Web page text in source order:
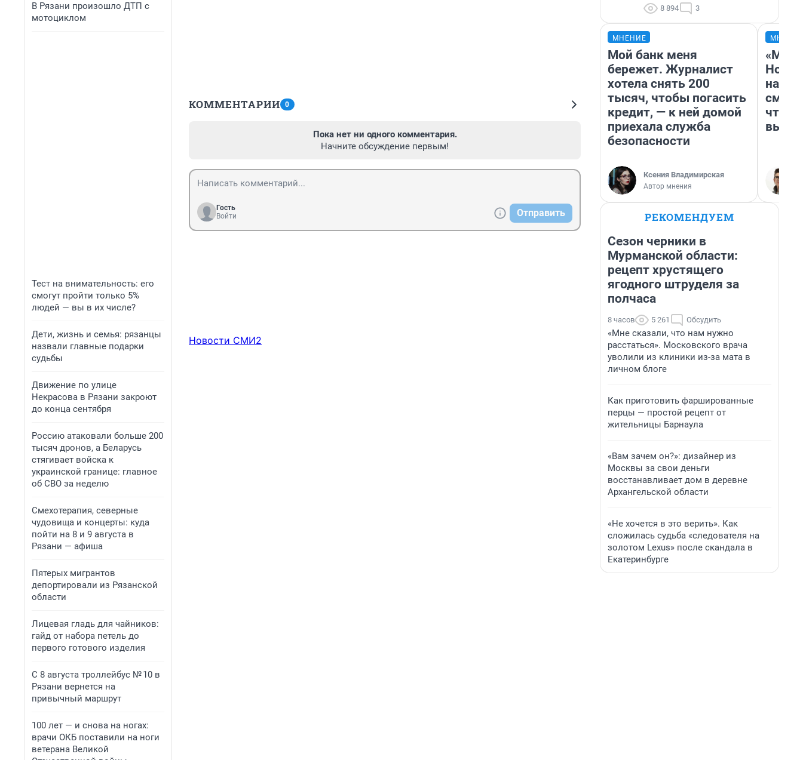
В Рязани произошло ДТП с
мотоциклом
Тест на внимательность: его
смогут пройти только 5%
людей — вы в их числе?
Дети, жизнь и семья: рязанцы
назвали главные подарки
судьбы
Движение по улице
Некрасова в Рязани закроют
до конца сентября
Россию атаковали больше 200
тысяч дронов, а Беларусь
стягивает войска к
украинской границе: главное
об СВО за неделю
Смехотерапия, северные
чудовища и концерты: куда
пойти на 8 и 9 августа в
Рязани — афиша
Пятерых мигрантов
депортировали из Рязанской
области
Лицевая гладь для чайников:
гайд от набора петель до
первого готового изделия
С 8 августа троллейбус № 10 в
Рязани вернется на
привычный маршрут
100 лет — и снова на ногах:
врачи ОКБ поставили на ноги
ветерана Великой
КОММЕНТАРИИ 0
Пока нет ни одного комментария.
Начните обсуждение первым!
Гость
Войти
Отправить
Новости СМИ2
8 894 3
МНЕНИЕ
Мой банк меня
бережет. Журналист
хотела снять 200
тысяч, чтобы погасить
кредит, — к ней домой
приехала служба
безопасности
Ксения Владимирская
Автор мнения
«Мы
РЕКОМЕНДУЕМ
Сезон черники в
Мурманской области:
рецепт хрустящего
ягодного штруделя за
полчаса
8 часов 5 261 Обсудить
«Мне сказали, что нам нужно
расстаться». Московского врача
уволили из клиники из-за мата в
личном блоге
Как приготовить фаршированные
перцы — простой рецепт от
жительницы Барнаула
«Вам зачем он?»: дизайнер из
Москвы за свои деньги
восстанавливает дом в деревне
Архангельской области
«Не хочется в это верить». Как
сложилась судьба «следователя на
золотом Lexus» после скандала в
Екатеринбурге